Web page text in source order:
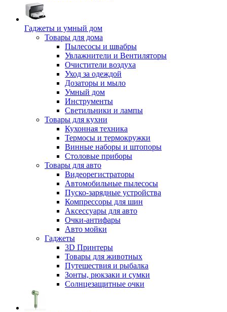
Гаджеты и умный дом
Товары для дома
Пылесосы и швабры
Увлажнители и Вентиляторы
Очистители воздуха
Уход за одеждой
Дозаторы и мыло
Умный дом
Инструменты
Светильники и лампы
Товары для кухни
Кухонная техника
Термосы и термокружки
Винные наборы и штопоры
Столовые приборы
Товары для авто
Видеорегистраторы
Автомобильные пылесосы
Пуско-зарядные устройства
Компрессоры для шин
Аксессуары для авто
Очки-антифары
Авто мойки
Гаджеты
3D Принтеры
Товары для животных
Путешествия и рыбалка
Зонты, рюкзаки и сумки
Солнцезащитные очки